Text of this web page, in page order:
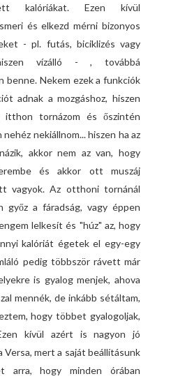
kalóriákat. Ezen kívül
és elkezd mérni bizonyos
- pl. futás, biciklizés vagy
vízálló - , továbbá
benne. Nekem ezek a funkciók
adnak a mozgáshoz, hiszen
tornázom és őszintén
nehéz nekiállnom... hiszen ha az
akkor nem az van, hogy
és akkor ott muszáj
vagyok. Az otthoni tornánál
győz a fáradság, vagy éppen
lelkesít és "húz" az, hogy
kalóriát égetek el egy-egy
pedig többször rávett már
is gyalog menjek, ahova
mennék, de inkább sétáltam,
hogy többet gyalogoljak,
kívül azért is nagyon jó
Versa, mert a saját beállításunk
arra, hogy minden órában